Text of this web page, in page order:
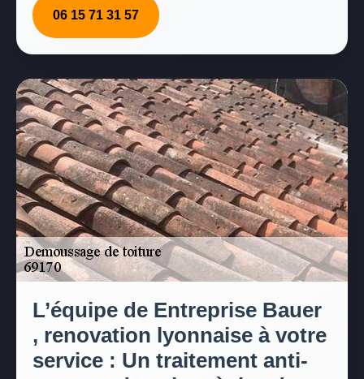
06 15 71 31 57
L’équipe de Entreprise Bauer
, renovation lyonnaise à votre
service : Un traitement anti-